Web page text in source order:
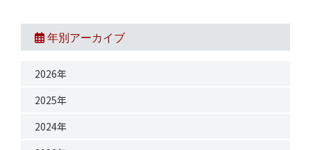
年別アーカイブ
2026年
2025年
2024年